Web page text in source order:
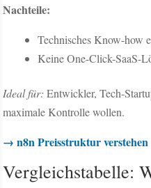
Nachteile:
Technisches Know-how
Keine One-Click-SaaS-
Ideal für: Entwickler, Tech-
maximale Kontrolle wollen.
→ n8n Preisstruktur verstehen
Vergleichstabelle: